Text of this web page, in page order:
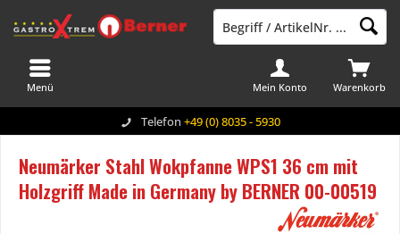
Telefon +49 (0) 8035 - 5930
Warenkorb
Mein Konto
Menü
Neumärker Stahl Wokpfanne WPS1 36 cm mit
Holzgriff Made in Germany by BERNER 00-00519